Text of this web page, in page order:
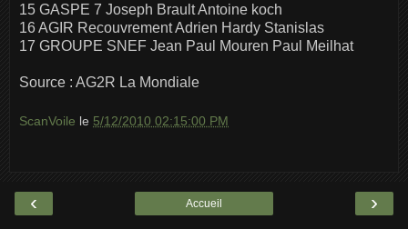
15 GASPE 7 Joseph Brault Antoine koch
16 AGIR Recouvrement Adrien Hardy Stanislas
17 GROUPE SNEF Jean Paul Mouren Paul Meilhat
Source : AG2R La Mondiale
ScanVoile le 5/12/2010 02:15:00 PM
‹ ›
Accueil